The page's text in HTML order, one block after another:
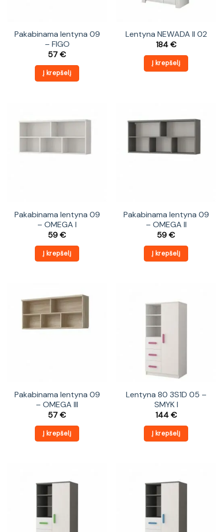
Pakabinama lentyna 09
– FIGO
57€
Į krepšelį
Lentyna NEWADA II 02
184€
Į krepšelį
Pakabinama lentyna 09
– OMEGA I
59€
Į krepšelį
Pakabinama lentyna 09
– OMEGA II
59€
Į krepšelį
Pakabinama lentyna 09
– OMEGA III
57€
Į krepšelį
Lentyna 80 3S1D 05 –
SMYK I
144€
Į krepšelį